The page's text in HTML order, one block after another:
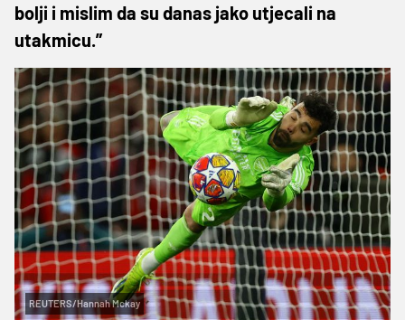
bolji i mislim da su danas jako utjecali na
utakmicu.”
REUTERS/Hannah Mckay